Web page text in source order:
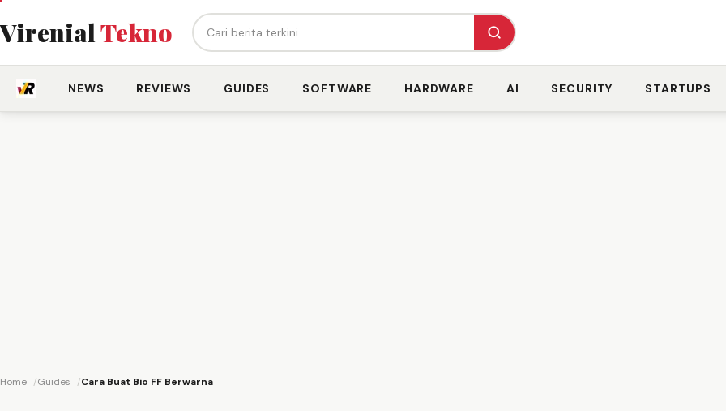
VirenialTekno Cari berita...
NEWS REVIEWS GUIDES SOFTWARE HARDWARE AI SECURITY STARTUPS
Home Guides Cara Buat Bio FF Berwarna